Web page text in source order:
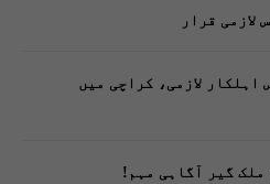
قرار
اہلکار لازمی، کراچی میں
ملک گیر آگاہی مہم!